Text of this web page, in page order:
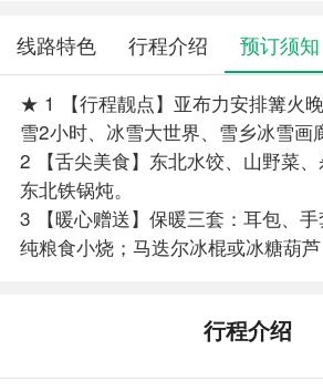
线路特色 行程介绍 预订须知
★ 1 【行程靓点】亚布力安排篝火
雪2小时、冰雪大世界、雪乡冰雪画
2 【舌尖美食】东北水饺、山野菜、
东北铁锅炖。
3 【暖心赠送】保暖三套：耳包、
纯粮食小烧；马迭尔冰棍或冰糖葫芦
行程介绍